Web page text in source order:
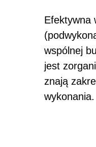
Efektywna
wspólnej
jest
znają
wykonania.